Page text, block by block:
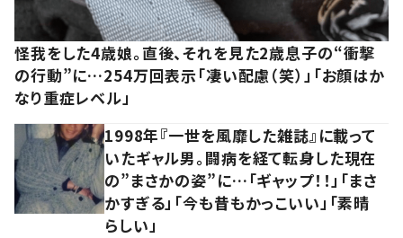
怪我をした4歳娘。直後、それを見た2歳息子の“衝撃
の行動”に…254万回表示「凄い配慮（笑）」「お顔はか
なり重症レベル」
1998年『一世を風靡した雑誌』に載って
いたギャル男。闘病を経て転身した現在
の”まさかの姿”に…「ギャップ！！」「まさ
かすぎる」「今も昔もかっこいい」「素晴
らしい」